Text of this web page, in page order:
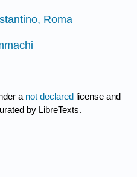
Roma
a not declared license and
by LibreTexts.